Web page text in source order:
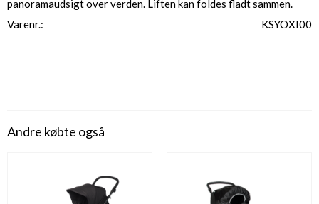
panoramaudsigt over verden. Liften kan foldes fladt sammen.
Varenr.
KSYOXI00
Andre købte også